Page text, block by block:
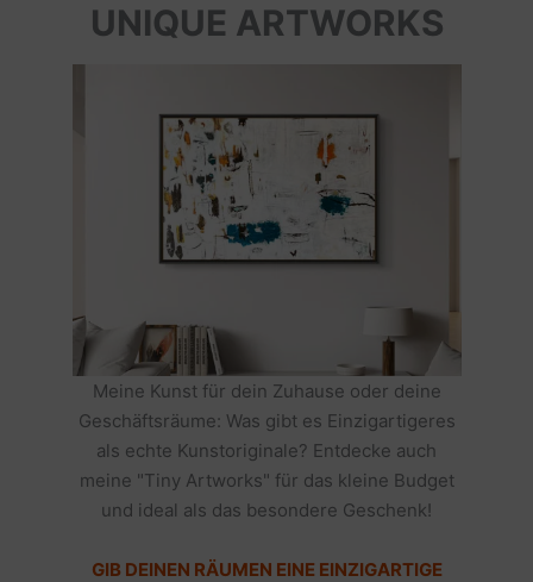
UNIQUE ARTWORKS
Meine Kunst für dein Zuhause oder deine
Geschäftsräume: Was gibt es Einzigartigeres
als echte Kunstoriginale? Entdecke auch
meine "Tiny Artworks" für das kleine Budget
und ideal als das besondere Geschenk!
GIB DEINEN RÄUMEN EINE EINZIGARTIGE